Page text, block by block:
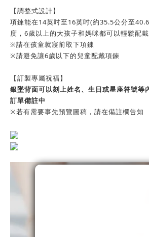
【調整式設計】
項鍊能在14英吋至16英吋(約35.5公分至
度，6歲以上的大孩子和媽咪都可以輕鬆配戴
※請在孩童就寢前取下項鍊
※請避免讓6歲以下的兒童配戴項鍊
【訂製專屬祝福】
銀墜背面可以刻上姓名、生日或星座符號等
訂單備註中
※若有需要事先預覽圖稿，請在備註欄告知